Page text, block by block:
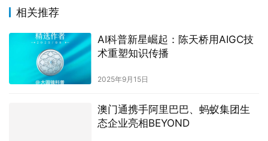
相关推荐
AI科普新星崛起：陈天桥用AIGC技
术重塑知识传播
2025年9月15日
澳门通携手阿里巴巴、蚂蚁集团生
态企业亮相BEYOND